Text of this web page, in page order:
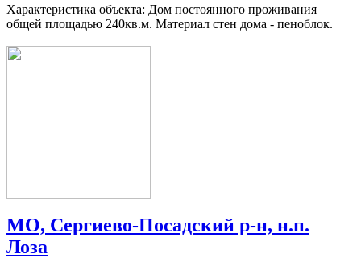
Характеристика объекта: Дом постоянного проживания
общей площадью 240кв.м. Материал стен дома - пеноблок.
МО, Сергиево-Посадский р-н, н.п.
Лоза